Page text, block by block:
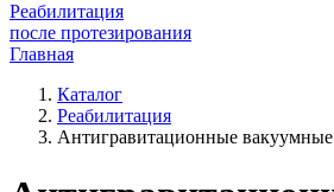
Реабилитация
после протезирования
Главная
Каталог
Реабилитация
Антигравитационные